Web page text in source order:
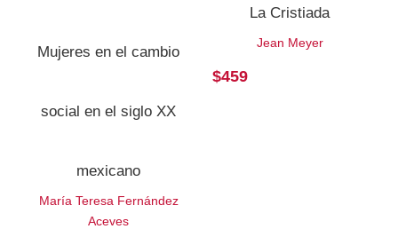
Mujeres en el cambio
social en el siglo XX
mexicano
María Teresa Fernández
Aceves
La Cristiada
Jean Meyer
$459